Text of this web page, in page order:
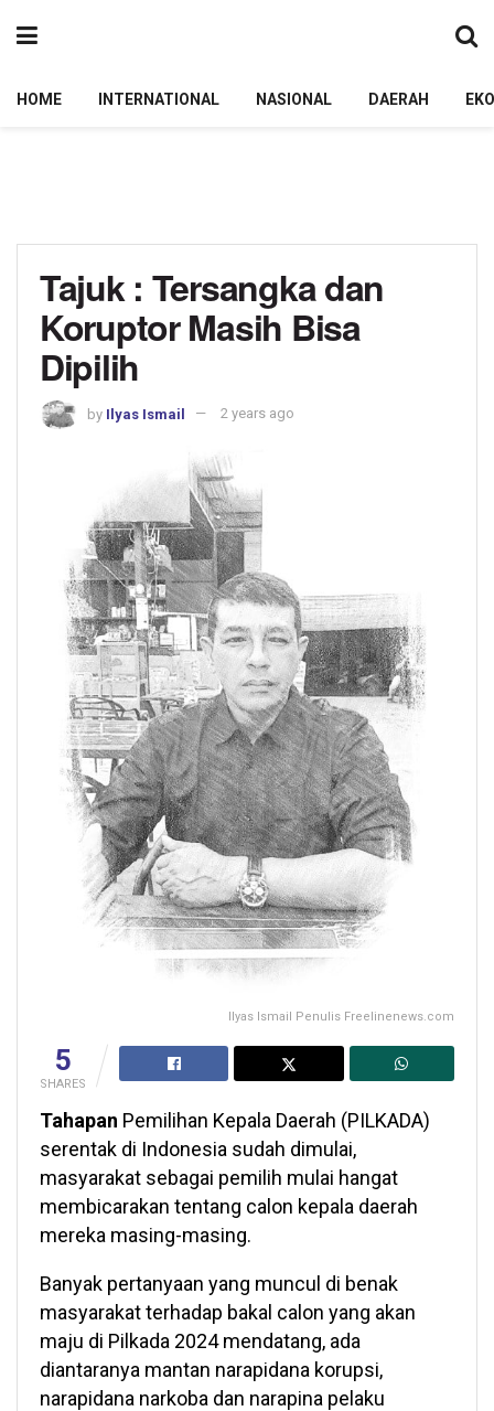
HOME INTERNATIONAL NASIONAL DAERAH
Tajuk : Tersangka dan
Koruptor Masih Bisa
Dipilih
by Ilyas Ismail 2 years ago
Ilyas Ismail Penulis Freelinenews.com
5
SHARES
Tahapan Pemilihan Kepala Daerah (PILKADA)
serentak di Indonesia sudah dimulai,
masyarakat sebagai pemilih mulai hangat
membicarakan tentang calon kepala daerah
mereka masing-masing.
Banyak pertanyaan yang muncul di benak
masyarakat terhadap bakal calon yang akan
maju di Pilkada 2024 mendatang, ada
diantaranya mantan narapidana korupsi,
narapidana narkoba dan narapina pelaku